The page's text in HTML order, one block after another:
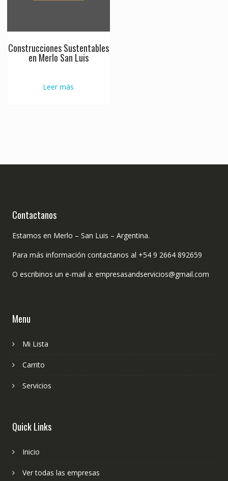
Construcciones Sustentables
en Merlo San Luis
Leer más
Contactanos
Estamos en Merlo – San Luis – Argentina.
Para más información contactanos al +54 9 2664 892659
O escribinos un e-mail a: empresasandservicios@gmail.com
Menu
Mi Lista
Carrito
Servicios
Quick Links
Inicio
Ver todas las empresas